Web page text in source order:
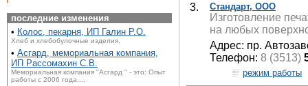
последние изменения
• Колос, пекарня, ИП Галин Р.О.
Хлеб и хлебобулочные изделия.
• Асгард, мемориальная компания,
ИП Рассомахин С.В.
Мемориальная компания "Асгард " - это: Опыт
работы с 2006 года....
3. Стандарт, ООО
Изготовление
на любых
Адрес: пр.
Телефон: 8 (3513)
режим работы